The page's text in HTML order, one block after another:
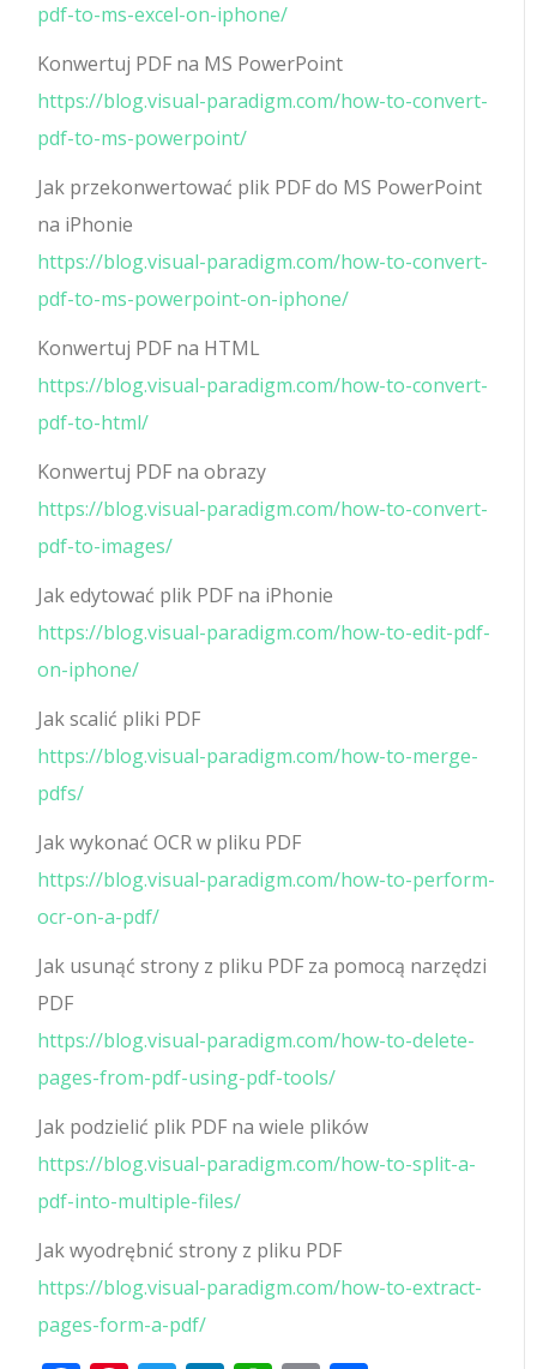
pdf-to-ms-excel-on-iphone/
Konwertuj PDF na MS PowerPoint
https://blog.visual-paradigm.com/how-to-convert-
pdf-to-ms-powerpoint/
Jak przekonwertować plik PDF do MS PowerPoint
na iPhonie
https://blog.visual-paradigm.com/how-to-convert-
pdf-to-ms-powerpoint-on-iphone/
Konwertuj PDF na HTML
https://blog.visual-paradigm.com/how-to-convert-
pdf-to-html/
Konwertuj PDF na obrazy
https://blog.visual-paradigm.com/how-to-convert-
pdf-to-images/
Jak edytować plik PDF na iPhonie
https://blog.visual-paradigm.com/how-to-edit-pdf-
on-iphone/
Jak scalić pliki PDF
https://blog.visual-paradigm.com/how-to-merge-
pdfs/
Jak wykonać OCR w pliku PDF
https://blog.visual-paradigm.com/how-to-perform-
ocr-on-a-pdf/
Jak usunąć strony z pliku PDF za pomocą narzędzi
PDF
https://blog.visual-paradigm.com/how-to-delete-
pages-from-pdf-using-pdf-tools/
Jak podzielić plik PDF na wiele plików
https://blog.visual-paradigm.com/how-to-split-a-
pdf-into-multiple-files/
Jak wyodrębnić strony z pliku PDF
https://blog.visual-paradigm.com/how-to-extract-
pages-form-a-pdf/